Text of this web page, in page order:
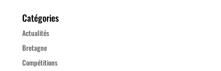
Catégories
Actualités
Bretagne
Compétitions